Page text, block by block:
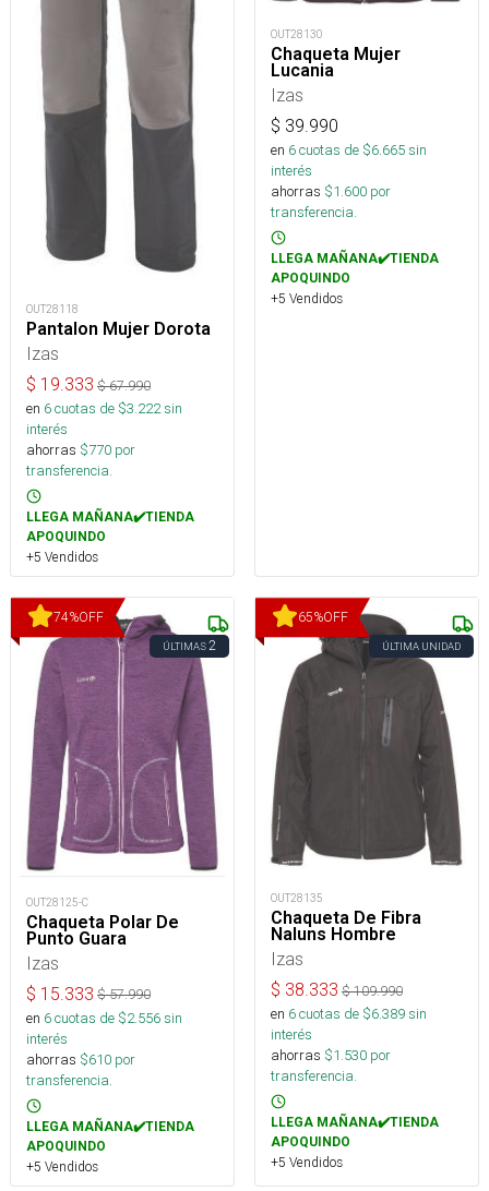
OUT28118
Pantalon Mujer Dorota
Izas
$ 19.333 $67.990
en 6cuotas de $3.222sin
interés
ahorras $770 por
transferencia.
LLEGA MAÑANA✔️TIENDA
APOQUINDO
+5 Vendidos
OUT28130
Chaqueta Mujer
Lucania
Izas
$ 39.990
en 6cuotas de $6.665sin
interés
ahorras $1.600 por
transferencia.
LLEGA MAÑANA✔️TIENDA
APOQUINDO
+5 Vendidos
74%OFF
ÚLTIMAS2
OUT28125-C
Chaqueta Polar De
Punto Guara
Izas
$ 15.333 $57.990
en 6cuotas de $2.556sin
interés
ahorras $610 por
transferencia.
LLEGA MAÑANA✔️TIENDA
APOQUINDO
+5 Vendidos
65%OFF
ÚLTIMA UNIDAD
OUT28135
Chaqueta De Fibra
Naluns Hombre
Izas
$ 38.333 $109.990
en 6cuotas de $6.389sin
interés
ahorras $1.530 por
transferencia.
LLEGA MAÑANA✔️TIENDA
APOQUINDO
+5 Vendidos